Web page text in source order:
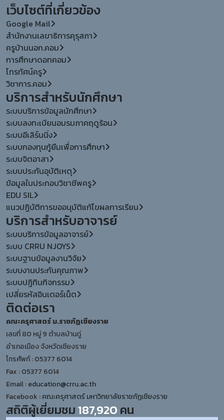
เว็บไซต์ที่เกี่ยวข้อง
Google Mail
สำนักงานเลขาธิการคุรุสภา
ครูบ้านนอก.คอม
การศึกษาดอทคอม
โทรทัศน์ครู
วิชาการ.คอม
บริการสำหรับนักศึกษา
ระบบบริการข้อมูลนักศึกษา
ระบบลงทะเบียนอมรมภาคฤดูร้อน
ระบบอีเลิร์นนิ่ง
ระบบกองทุนกู้ยืมเพื่อการศึกษา
ระบบจิตอาสา
ระบบประกันอุบัติเหตุ
ข้อมูลใบประกอบวิชาชีพครู
EDU SIL
แนวปฏิบัติการขออนุมัติแก้ไขผลการเรียน
บริการสำหรับอาจารย์
ระบบบริการข้อมูลอาจารย์
ระบบ CRRU NJOYS
ระบบฐานข้อมูลงานวิจัย
ระบบงานประกันคุณภาพ
ระบบปฏิทินกิจกรรม
เปลี่ยรหัสอินเตอร์เน็ต
ติดต่อเรา
คณะครุศาสตร์ ม.ราชภัฏเชียงราย
เลขที่ 80 หมู่ 9 ตำบลบ้านดู่
อำเภอเมือง จังหวัดเชียงราย
โทรศัพท์ : 05377 6014
Fax : 05377 6014
Email :education@crru.ac.th
Facebook :คณะครุศาสตร์ มหาวิทยาลัยราชภัฏเชียงราย
สถิติผู้เยี่ยมชม187,920 คน